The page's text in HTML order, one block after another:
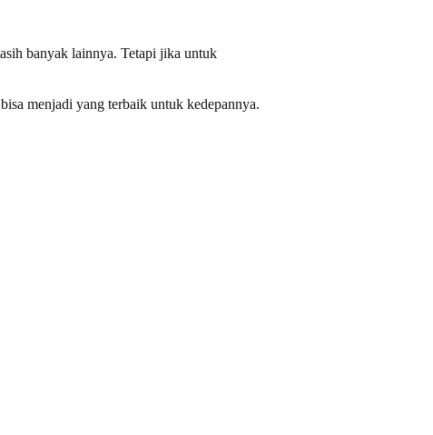
banyak lainnya. Tetapi jika untuk
menjadi yang terbaik untuk kedepannya.